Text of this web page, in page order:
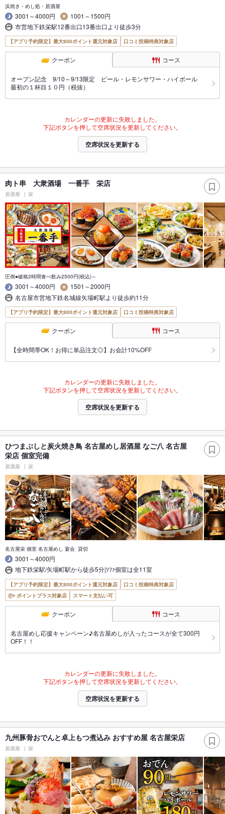
浜焼き・めし処・居酒屋
3001～4000円
1001～1500円
市営地下鉄栄駅12番出口13番出口より徒歩3分
【アプリ予約限定】最大800ポイント還元対象店 口コミ投稿特典対象店
クーポン コース
オープン記念 9/10～9/13限定 ビール・レモンサワー・ハイボール
最初の１杯目１０円（税抜）
カレンダーの更新に失敗しました。
下記ボタンを押して空席状況を更新してください。
空席状況を更新する
肉ト串 大衆酒場 一番手 栄店
居酒屋 栄
圧倒●破格2時間食べ飲み2500円(税込)～
3001～4000円
1501～2000円
名古屋市営地下鉄名城線矢場町駅より徒歩約11分
【アプリ予約限定】最大800ポイント還元対象店 口コミ投稿特典対象店
クーポン コース
【全時間帯OK！お得に単品注文◎】お会計10%OFF
カレンダーの更新に失敗しました。
下記ボタンを押して空席状況を更新してください。
空席状況を更新する
ひつまぶしと炭火焼き鳥 名古屋めし居酒屋 なご八 名古屋
栄店 個室完備
居酒屋 栄
名古屋栄 個室 名古屋めし 宴会 貸切
3001～4000円
地下鉄栄駅/矢場町駅から徒歩5分|ｿﾌｧ個室は全11室
【アプリ予約限定】最大800ポイント還元対象店
口コミ投稿特典対象店
ポイントプラス対象店
スマート支払い可
クーポン コース
名古屋めし応援キャンペーン♪名古屋めしが入ったコースが全て300円
OFF！！
カレンダーの更新に失敗しました。
下記ボタンを押して空席状況を更新してください。
空席状況を更新する
九州豚骨おでんと卓上もつ煮込み おすすめ屋 名古屋栄店
居酒屋 栄